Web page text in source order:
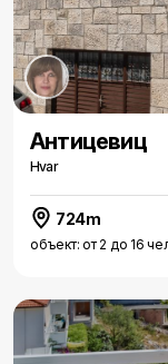
Антицевиц
Hvar
724m
объект: от 2 до 16